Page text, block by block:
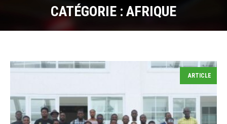
CATÉGORIE : AFRIQUE
ARTICLE